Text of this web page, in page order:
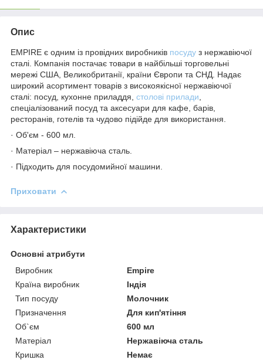
Опис
EMPIRE є одним із провідних виробників посуду з нержавіючої
сталі. Компанія постачає товари в найбільші торговельні
мережі США, Великобританії, країни Європи та СНД. Надає
широкий асортимент товарів з високоякісної нержавіючої
сталі: посуд, кухонне приладдя, столові прилади
спеціалізований посуд та аксесуари для кафе, барів,
ресторанів, готелів та чудово підійде для використання.
· Об'єм - 600 мл.
· Матеріал – нержавіюча сталь.
· Підходить для посудомийної машини.
Приховати
Характеристики
Основні атрибути
Виробник
Empire
Країна виробник
Індія
Тип посуду
Молочник
Призначення
Для кип'ятіння
Об`єм
600 мл
Матеріал
Нержавіюча сталь
Кришка
Немає